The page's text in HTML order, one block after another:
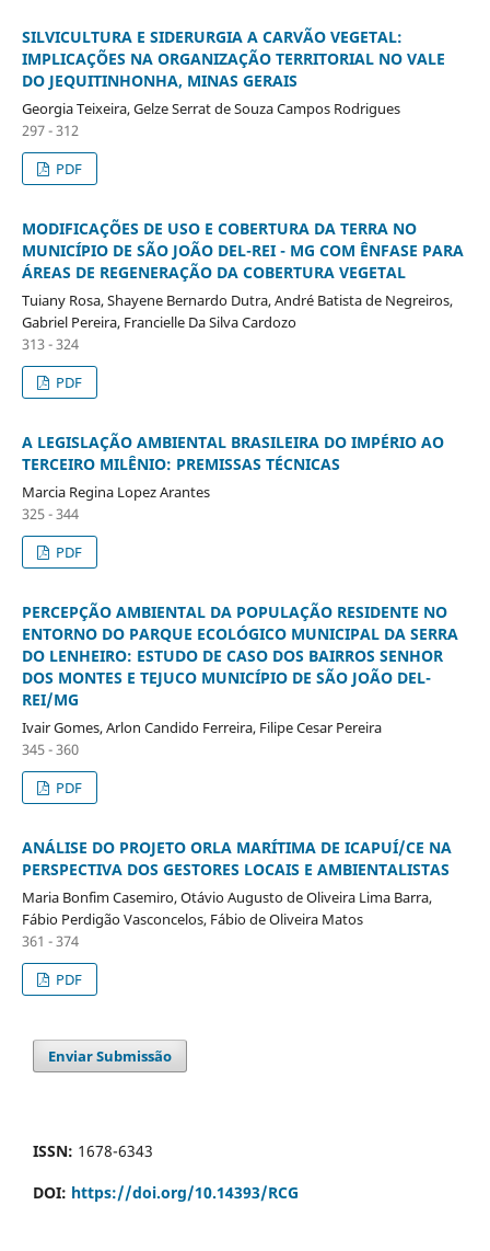
SILVICULTURA E SIDERURGIA A CARVÃO VEGETAL:
IMPLICAÇÕES NA ORGANIZAÇÃO TERRITORIAL NO VALE
DO JEQUITINHONHA, MINAS GERAIS
Georgia Teixeira, Gelze Serrat de Souza Campos Rodrigues
297 - 312
PDF
MODIFICAÇÕES DE USO E COBERTURA DA TERRA NO
MUNICÍPIO DE SÃO JOÃO DEL-REI - MG COM ÊNFASE PARA
ÁREAS DE REGENERAÇÃO DA COBERTURA VEGETAL
Tuiany Rosa, Shayene Bernardo Dutra, André Batista de Negreiros,
Gabriel Pereira, Francielle Da Silva Cardozo
313 - 324
PDF
A LEGISLAÇÃO AMBIENTAL BRASILEIRA DO IMPÉRIO AO
TERCEIRO MILÊNIO: PREMISSAS TÉCNICAS
Marcia Regina Lopez Arantes
325 - 344
PDF
PERCEPÇÃO AMBIENTAL DA POPULAÇÃO RESIDENTE NO
ENTORNO DO PARQUE ECOLÓGICO MUNICIPAL DA SERRA
DO LENHEIRO: ESTUDO DE CASO DOS BAIRROS SENHOR
DOS MONTES E TEJUCO MUNICÍPIO DE SÃO JOÃO DEL-
REI/MG
Ivair Gomes, Arlon Candido Ferreira, Filipe Cesar Pereira
345 - 360
PDF
ANÁLISE DO PROJETO ORLA MARÍTIMA DE ICAPUÍ/CE NA
PERSPECTIVA DOS GESTORES LOCAIS E AMBIENTALISTAS
Maria Bonfim Casemiro, Otávio Augusto de Oliveira Lima Barra,
Fábio Perdigão Vasconcelos, Fábio de Oliveira Matos
361 - 374
PDF
Enviar Submissão
ISSN: 1678-6343
DOI: https://doi.org/10.14393/RCG